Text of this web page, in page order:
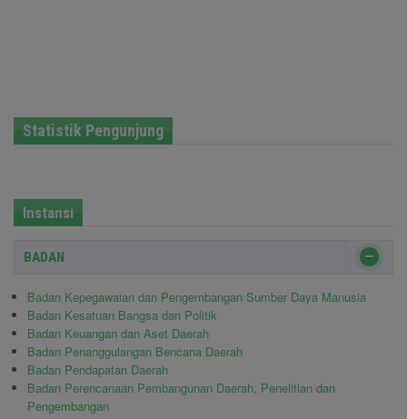
Statistik Pengunjung
Instansi
BADAN
Badan Kepegawaian dan Pengembangan Sumber Daya Manusia
Badan Kesatuan Bangsa dan Politik
Badan Keuangan dan Aset Daerah
Badan Penanggulangan Bencana Daerah
Badan Pendapatan Daerah
Badan Perencanaan Pembangunan Daerah, Penelitian dan
Pengembangan